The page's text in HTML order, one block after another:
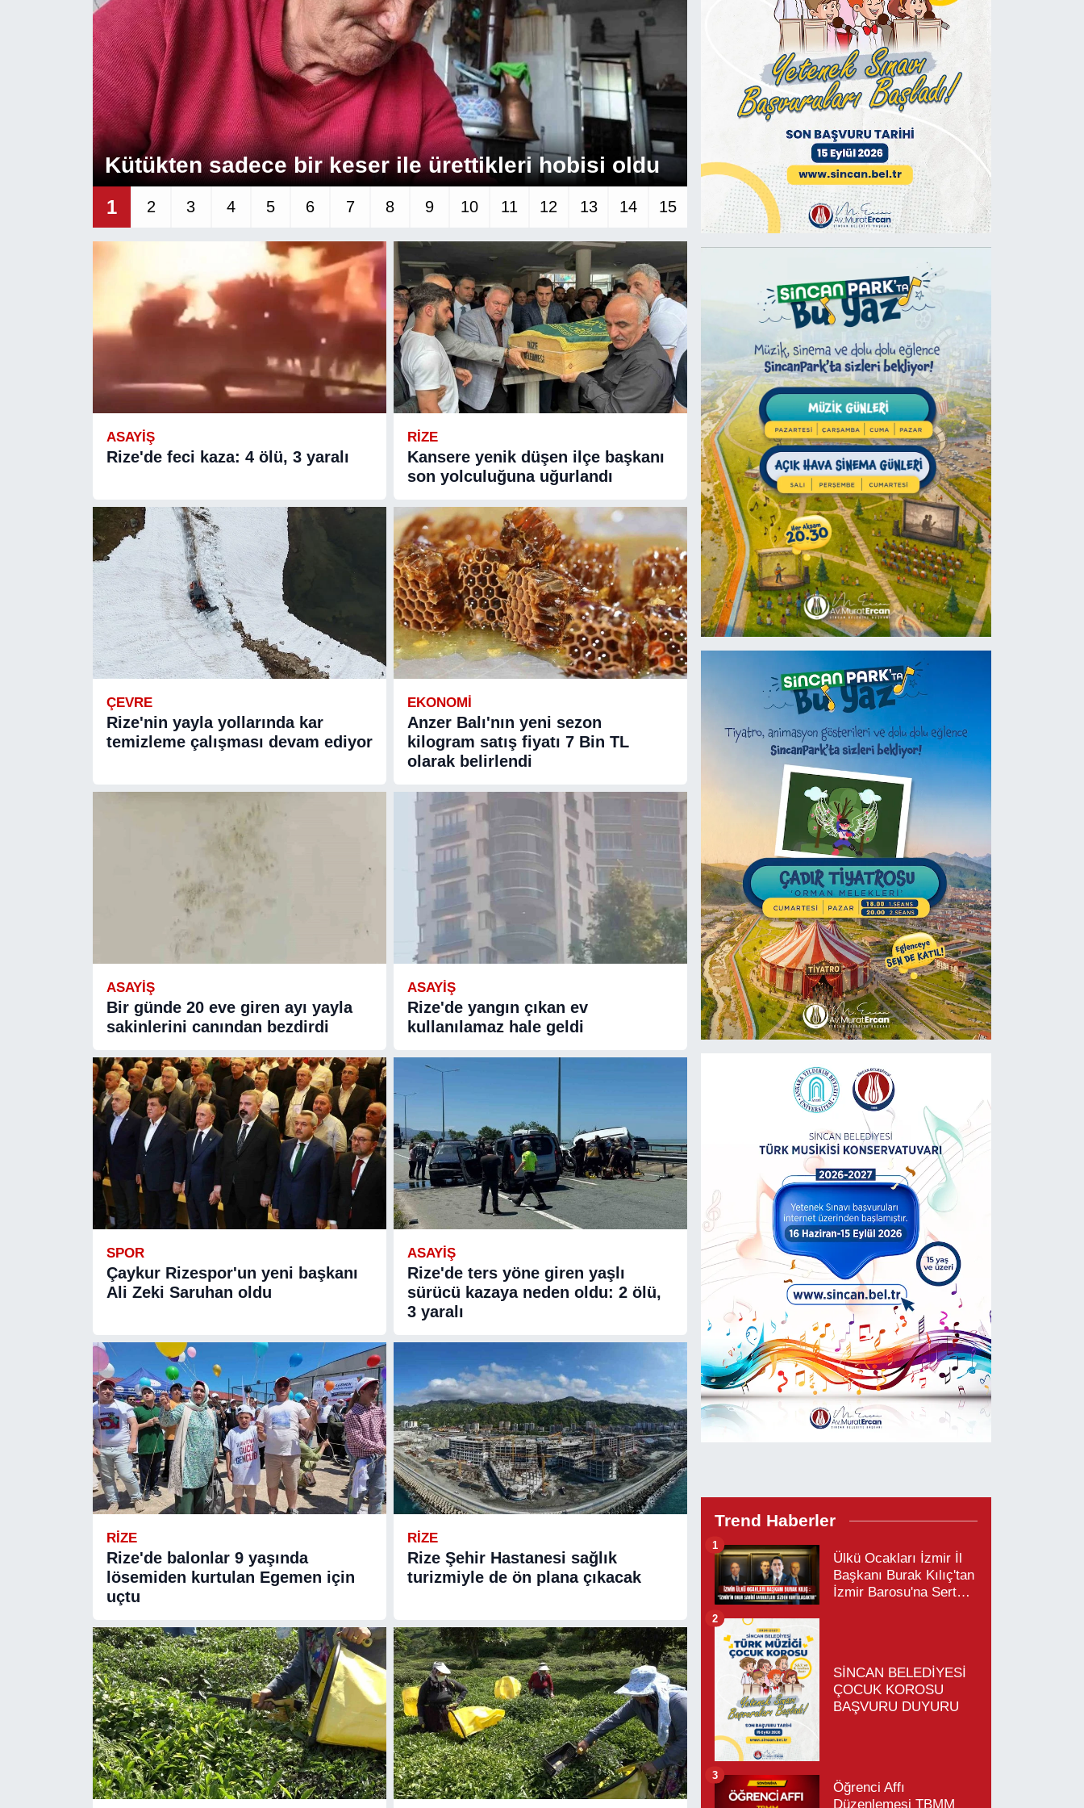
Kütükten sadece bir keser ile ürettikleri hobisi oldu Ayder'de boğa güreşleri heyecanı
1 2 3 4 5 6 7 8 9 10 11 12 13 14 15
ASAYIŞ
Rize'de feci kaza: 4 ölü, 3 yaralı
RIZE
Kansere yenik düşen ilçe başkanı
son yolculuğuna uğurlandı
ÇEVRE
Rize'nin yayla yollarında kar
temizleme çalışması devam ediyor
EKONOMİ
Anzer Balı'nın yeni sezon
kilogram satış fiyatı 7 Bin TL
olarak belirlendi
ASAYIŞ
Bir günde 20 eve giren ayı yayla
sakinlerini canından bezdirdi
ASAYIŞ
Rize'de yangın çıkan ev
kullanılamaz hale geldi
SPOR
Çaykur Rizespor'un yeni başkanı
Ali Zeki Saruhan oldu
ASAYIŞ
Rize'de ters yöne giren yaşlı
sürücü kazaya neden oldu: 2 ölü,
3 yaralı
RIZE
Rize'de balonlar 9 yaşında
lösemiden kurtulan Egemen için
uçtu
RIZE
Rize Şehir Hastanesi sağlık
turizmiyle de ön plana çıkacak
Trend Haberler
Ülkü Ocakları İzmir İl
Başkanı Burak Kılıç'tan
İzmir Barosu'na Sert
1
SİNCAN BELEDİYESİ
ÇOCUK KOROSU
BAŞVURU DUYURU
2
Öğrenci Affı
Düzenlemesi TBMM
3
ÇEVRE
YAŞAM
BİLİM - TEKNOLOJİ